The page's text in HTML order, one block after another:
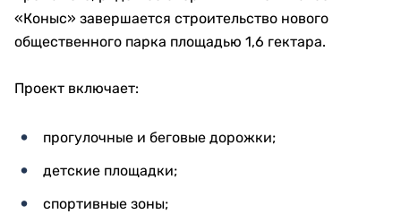
«Коныс» завершается строительство нового
общественного парка площадью 1,6 гектара.
Проект включает:
прогулочные и беговые дорожки;
детские площадки;
спортивные зоны;